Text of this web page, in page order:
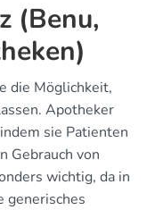
(Benu,
die Möglichkeit,
Apotheker
sie Patienten
Gebrauch von
wichtig, da in
generisches